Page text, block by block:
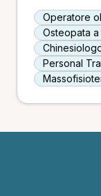
Operatore
Osteopata a
Personal